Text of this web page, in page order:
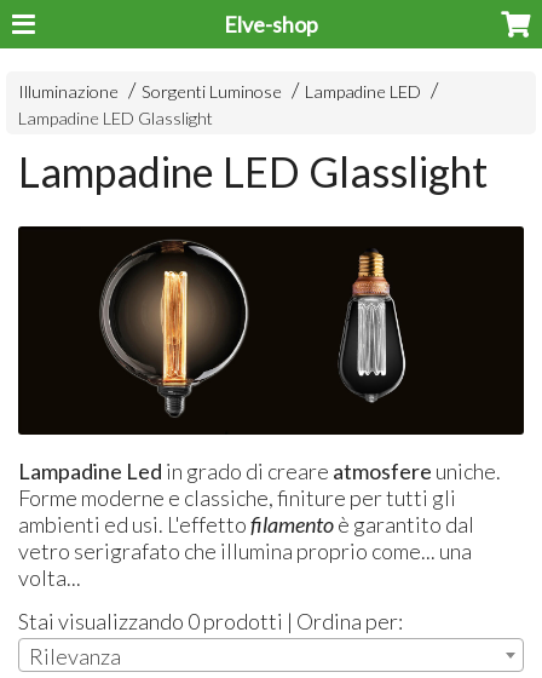
Elve-shop
Illuminazione Sorgenti Luminose
Lampadine LED
Lampadine LED Glasslight
Lampadine LED Glasslight
Lampadine Led in grado di creare atmosfere uniche.
Forme moderne e classiche, finiture per tutti gli
ambienti ed usi. L'effettofilamentoè garantito dal
vetro serigrafato che illumina proprio come... una
volta...
Stai visualizzando 0 prodotti | Ordina per:
Rilevanza